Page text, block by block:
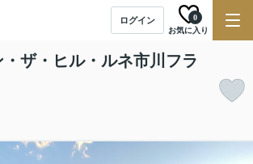
ログイン
お気に入り
0
ザ・ヒル・ルネ市川フラ